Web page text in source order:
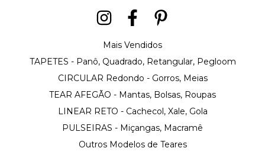
Mais Vendidos
TAPETES - Panô, Quadrado, Retangular, Pegloom
CIRCULAR Redondo - Gorros, Meias
TEAR AFEGÃO - Mantas, Bolsas, Roupas
LINEAR RETO - Cachecol, Xale, Gola
PULSEIRAS - Miçangas, Macramê
Outros Modelos de Teares